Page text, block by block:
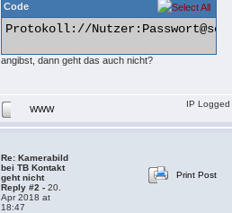
Code
Protokoll://
angibst, dann geht das auch nicht?
WWW
IP Logged
Re: Kamerabild
bei TB Kontakt
geht nicht
Reply #2 - 20.
Apr 2018 at
18:47
Print Post